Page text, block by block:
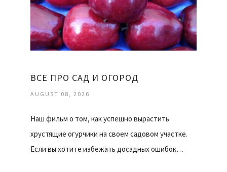
ВСЕ ПРО САД И ОГОРОД
AUGUST 08, 2026
Наш фильм о том, как успешно вырастить
хрустящие огурчики на своем садовом участке.
Если вы хотите избежать досадных ошибок…